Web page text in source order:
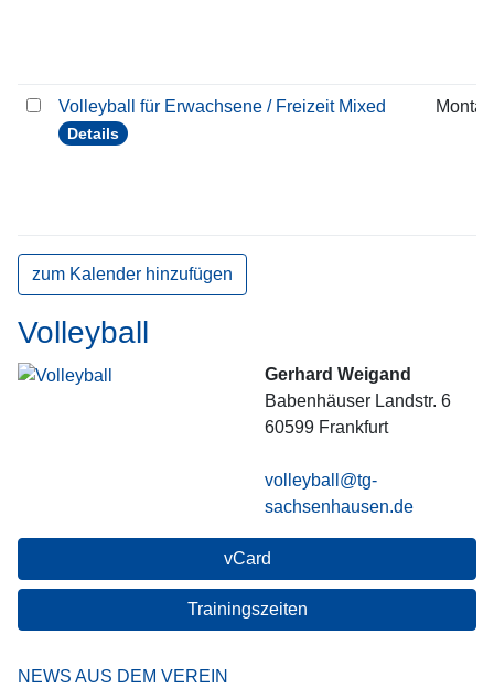
Volleyball für Erwachsene / Freizeit Mixed
Details
Montag
zum Kalender hinzufügen
Volleyball
Gerhard Weigand
Babenhäuser Landstr. 6
60599 Frankfurt
volleyball@tg-
sachsenhausen.de
vCard
Trainingszeiten
NEWS AUS DEM VEREIN